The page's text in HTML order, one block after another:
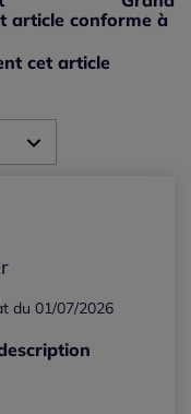
article conforme à
cet article
du 01/07/2026